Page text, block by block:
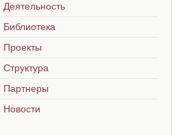
Деятельность
Библиотека
Проекты
Структура
Партнеры
Новости